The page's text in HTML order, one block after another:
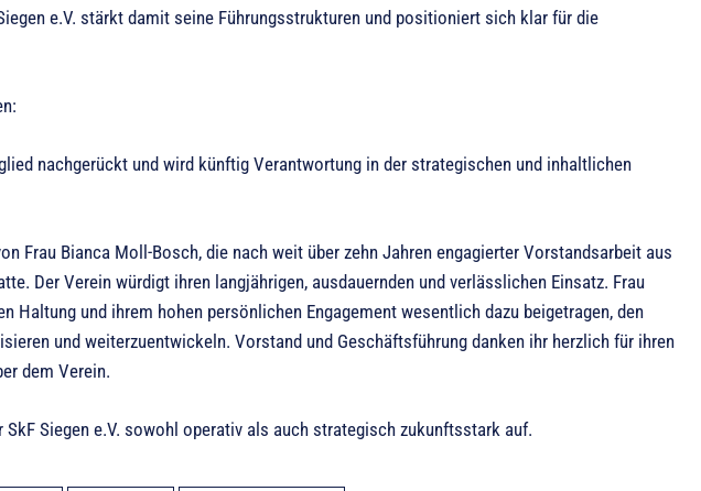
e.V. stärkt damit seine Führungsstrukturen und positioniert sich klar für die
nachgerückt und wird künftig Verantwortung in der strategischen und inhaltlichen
Frau Bianca Moll-Bosch, die nach weit über zehn Jahren engagierter Vorstandsarbeit aus
Der Verein würdigt ihren langjährigen, ausdauernden und verlässlichen Einsatz. Frau
und ihrem hohen persönlichen Engagement wesentlich dazu beigetragen, den
und weiterzuentwickeln. Vorstand und Geschäftsführung danken ihr herzlich für ihren
dem Verein.
Siegen e.V. sowohl operativ als auch strategisch zukunftsstark auf.